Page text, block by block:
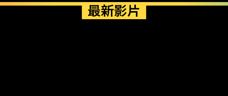
最新影片